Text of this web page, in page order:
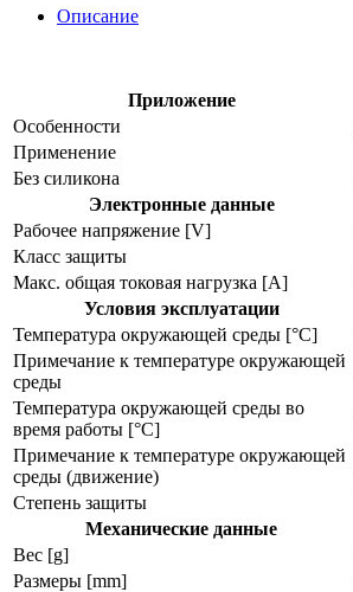
разъемом
Описание
Приложение
Особенности
Применение
Без силикона
Электронные данные
Рабочее напряжение [V]
Класс защиты
Макс. общая токовая нагрузка [A]
Условия эксплуатации
Температура окружающей среды [°C]
Примечание к температуре окружающей
среды
Температура окружающей среды во
время работы [°C]
Примечание к температуре окружающей
среды (движение)
Степень защиты
Механические данные
Вес [g]
Размеры [mm]